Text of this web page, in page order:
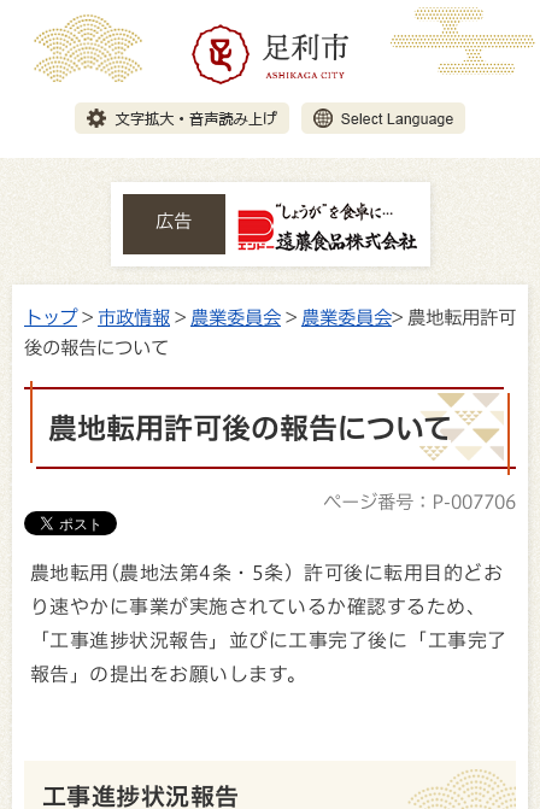
広告
トップ> 市政情報 > 農業委員会 > 農業委員会> 農地転用許可
後の報告について
農地転用許可後の報告について
ページ番号：P-007706
農地転用(農地法第4条・5条）許可後に転用目的どお
り速やかに事業が実施されているか確認するため、
「工事進捗状況報告」並びに工事完了後に「工事完了
報告」の提出をお願いします。
工事進捗状況報告